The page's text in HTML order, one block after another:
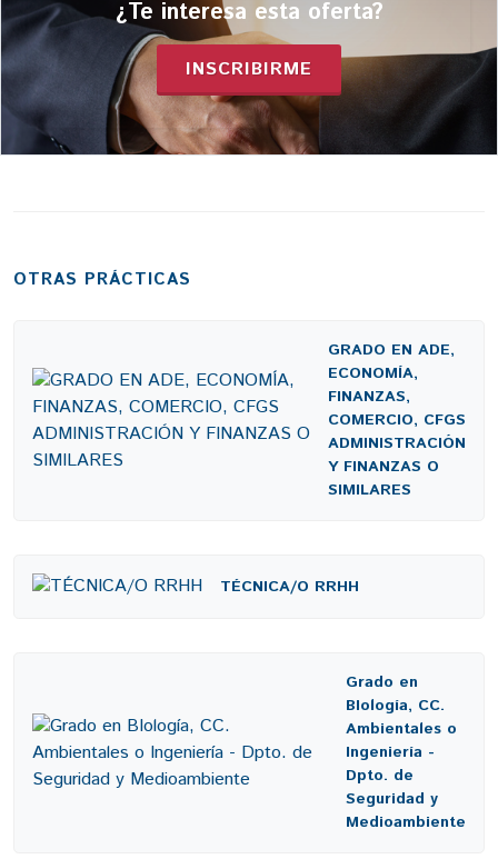
¿Te interesa esta oferta?
INSCRIBIRME
OTRAS PRÁCTICAS
GRADO EN ADE,
ECONOMÍA,
FINANZAS,
COMERCIO, CFGS
ADMINISTRACIÓN
Y FINANZAS O
SIMILARES
TÉCNICA/O RRHH
Grado en
BIología, CC.
Ambientales o
Ingeniería -
Dpto. de
Seguridad y
Medioambiente